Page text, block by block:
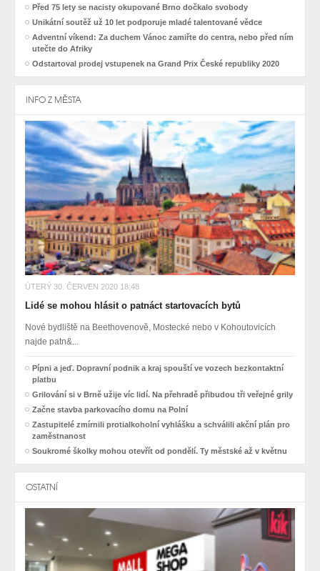
Před 75 lety se nacisty okupované Brno dočkalo svobody
Unikátní soutěž už 10 let podporuje mladé talentované vědce
Adventní víkend: Za duchem Vánoc zamiřte do centra, nebo před ním
utečte do Afriky
Odstartoval prodej vstupenek na Grand Prix České republiky 2020
INFO Z MĚSTA
ÚTERÝ 30. ČERVEN 2020 18:48
Lidé se mohou hlásit o patnáct startovacích bytů
Nové bydliště na Beethovenově, Mostecké nebo v Kohoutovicích
najde patn&...
Pípni a jeď. Dopravní podnik a kraj spouští ve vozech bezkontaktní
platbu
Grilování si v Brně užije víc lidí. Na přehradě přibudou tři veřejné grily
Začne stavba parkovacího domu na Polní
Zastupitelé zmírnili protialkoholní vyhlášku a schválili akční plán pro
zaměstnanost
Soukromé školky mohou otevřít od pondělí. Ty městské až v květnu
OSTATNÍ